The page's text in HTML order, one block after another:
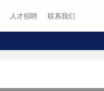
人才招聘 联系我们